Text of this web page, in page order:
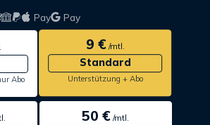
Pay Pay
Abo
9 €/mtl.
Standard
Unterstützung + Abo
50 € /mtl.